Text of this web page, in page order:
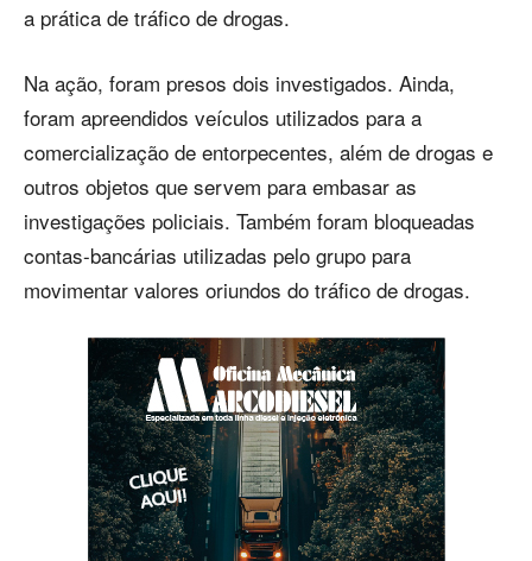
a prática de tráfico de drogas.
Na ação, foram presos dois investigados. Ainda,
foram apreendidos veículos utilizados para a
comercialização de entorpecentes, além de drogas e
outros objetos que servem para embasar as
investigações policiais. Também foram bloqueadas
contas-bancárias utilizadas pelo grupo para
movimentar valores oriundos do tráfico de drogas.